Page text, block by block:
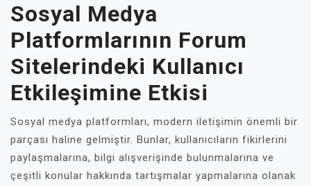
Sosyal Medya
Platformlarının Forum
Sitelerindeki Kullanıcı
Etkileşimine Etkisi
Sosyal medya platformları, modern iletişimin önemli bir
parçası haline gelmiştir. Bunlar, kullanıcıların fikirlerini
paylaşmalarına, bilgi alışverişinde bulunmalarına ve
çeşitli konular hakkında tartışmalar yapmalarına olanak